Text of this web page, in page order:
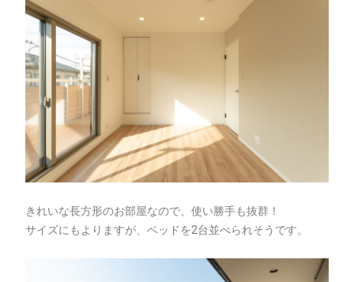
きれいな長方形のお部屋なので、使い勝手も抜群！
サイズにもよりますが、ベッドを2台並べられそうです。